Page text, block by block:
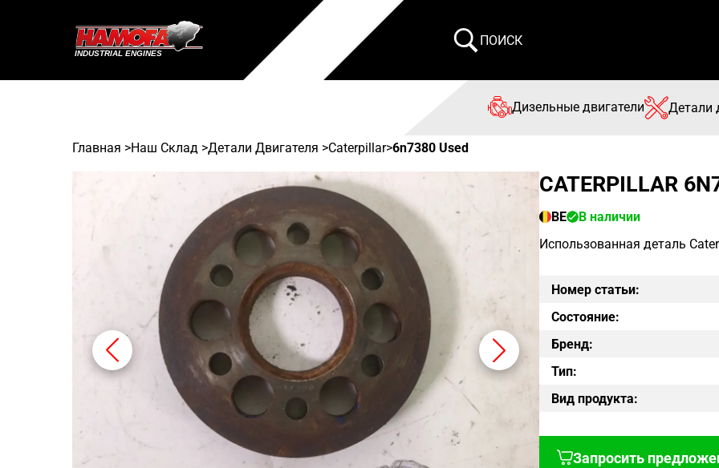
ПОИСК
Дизельные двигатели Детали
Главная >Наш Склад >Детали Двигателя >Caterpillar>6n7380 Used
CATERPILLAR
BE
В наличии
Использованная деталь
Номер статьи:
Состояние:
Бренд:
Тип:
Вид продукта:
Запросить